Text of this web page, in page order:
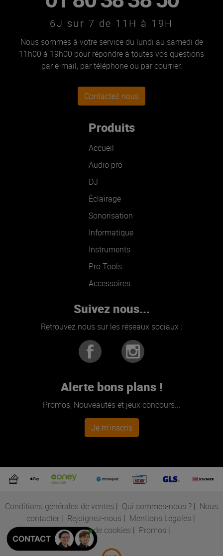
6J sur 7 de 11H à 19H
Nous sommes à votre service du lundi au samedi de
11h00 à 19h00 pour répondre à toutes vos questions
par e-mail, par téléphone ou par courrier.
Contactez nous
Produits
Accueil
Audio pro
DJ
Éclairage
Sonorisation
Informatique
Instruments
Pro Tools
Accessoires
Suivez nous...
Retrouvez nous sur les réseaux sociaux :
Alerte bons plans !
Promos, Nouveautés et jeux concours...
Je m'inscris
Conditions générales de ventes | Qui sommes-nous ? | Nous
contacter| Rejoignez-nous | Mentions Légales |
Préférences de cookies | Promos |